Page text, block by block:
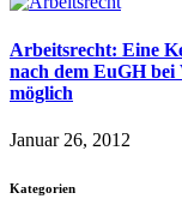
Arbeitsrecht: Eine
nach dem EuGH bei
möglich
Januar 26, 2012
Kategorien